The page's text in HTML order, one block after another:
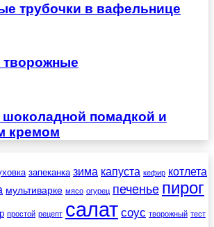
трубочки в вафельнице
творожные
помадкой и
кремом
запеканка зима капуста кефир котлета
мультиварке мясо огурец печенье пирог
простой рецепт салат соус творожный тест